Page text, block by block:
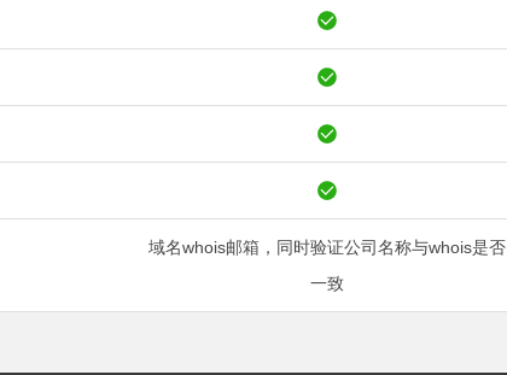
域名whois邮箱，同时验证公司名称与whois是否
一致